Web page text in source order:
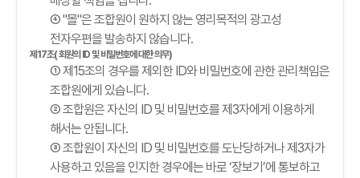
④ "몰"은 조합원이 원하지 않는 영리목적의 광고성
전자우편을 발송하지 않습니다.
제17조( 회원의 ID 및 비밀번호에 대한 의무)
① 제15조의 경우를 제외한 ID와 비밀번호에 관한 관리책임은
조합원에게 있습니다.
② 조합원은 자신의 ID 및 비밀번호를 제3자에게 이용하게
해서는 안됩니다.
③ 조합원이 자신의 ID 및 비밀번호를 도난당하거나 제3자가
사용하고 있음을 인지한 경우에는 바로 ‘장보기’에 통보하고